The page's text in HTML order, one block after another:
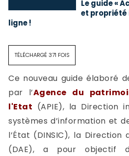
Le guide «
et propriété
ligne !
TÉLÉCHARGÉ 371 FOIS
Ce nouveau guide élaboré
par l’Agence du
l'Etat (APIE), la Direction
systèmes d’information et
l’État (DINSIC), la Direction
(DAE), a pour objectif